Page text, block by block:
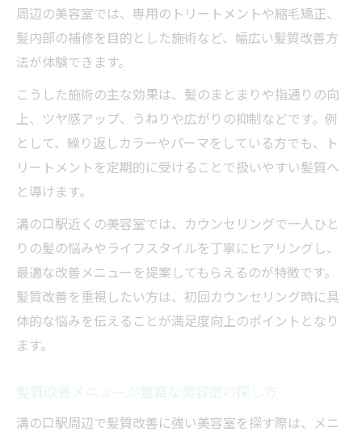
周辺の美容室では、専用のトリートメントや縮毛矯正、
髪内部の補修を目的とした施術など、幅広い髪質改善方
法が体験できます。
こうした施術の主な効果は、髪のまとまりや指通りの向
上、ツヤ感アップ、うねりや広がりの抑制などです。例
として、繰り返しカラーやパーマをしている方でも、ト
リートメントを定期的に受けることで扱いやすい髪質へ
と導けます。
溝の口駅近くの美容室では、カウンセリングで一人ひと
りの髪の悩みやライフスタイルを丁寧にヒアリングし、
最適な改善メニューを提案してもらえるのが特徴です。
髪質改善を重視したい方は、初回カウンセリング時に具
体的な悩みを伝えることが満足度向上のポイントとなり
ます。
髪質改善メニューが豊富な美容室の探し方
溝の口駅周辺で髪質改善に強い美容室を探す際は、メニ